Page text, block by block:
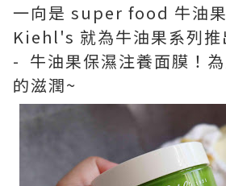
一向是 super food 牛油
Kiehl's 就為牛油果系列推
- 牛油果保濕注養面膜！
的滋潤~